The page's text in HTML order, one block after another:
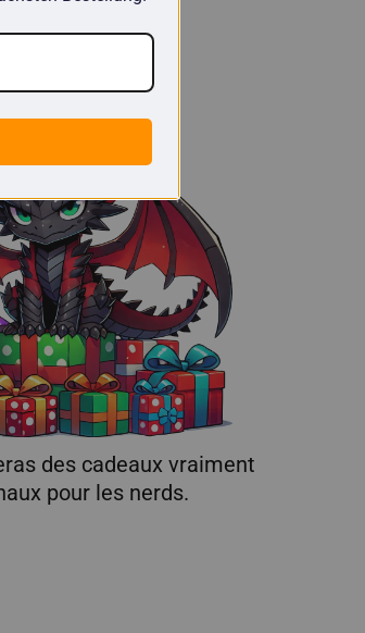
des cadeaux vraiment
pour les nerds.